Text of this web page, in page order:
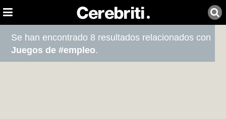
Se han encontrado 8 resultados relacionados con
Juegos de #empleo.